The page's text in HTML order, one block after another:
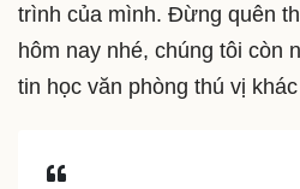
trình của mình. Đừng quên
hôm nay nhé, chúng tôi còn
tin học văn phòng thú vị